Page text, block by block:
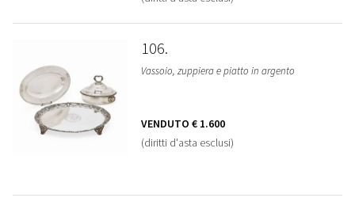
106
Vassoio, zuppiera e piatto in argento
VENDUTO € 1.600
(diritti d'asta esclusi)